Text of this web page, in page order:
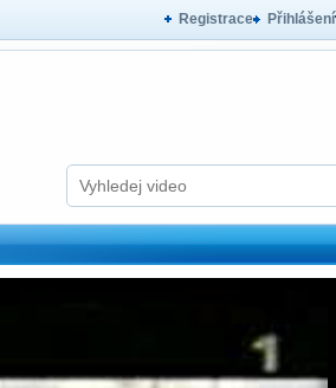
Registrace Přihlášení